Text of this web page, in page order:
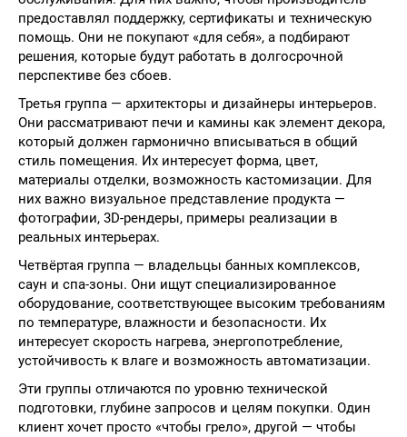
предоставлял поддержку, сертификаты и техническую
помощь. Они не покупают «для себя», а подбирают
решения, которые будут работать в долгосрочной
перспективе без сбоев.
Третья группа — архитекторы и дизайнеры интерьеров.
Они рассматривают печи и камины как элемент декора,
который должен гармонично вписываться в общий
стиль помещения. Их интересует форма, цвет,
материалы отделки, возможность кастомизации. Для
них важно визуальное представление продукта —
фотографии, 3D-рендеры, примеры реализации в
реальных интерьерах.
Четвёртая группа — владельцы банных комплексов,
саун и спа-зоны. Они ищут специализированное
оборудование, соответствующее высоким требованиям
по температуре, влажности и безопасности. Их
интересует скорость нагрева, энергопотребление,
устойчивость к влаге и возможность автоматизации.
Эти группы отличаются по уровню технической
подготовки, глубине запросов и целям покупки. Один
клиент хочет просто «чтобы грело», другой — чтобы